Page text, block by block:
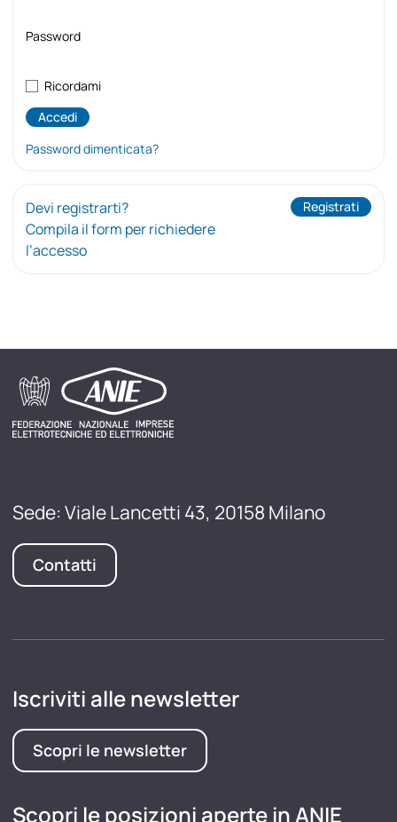
Password
Ricordami
Password dimenticata?
Devi registrarti?
Compila il form per richiedere
l’accesso
Registrati
Sede: Viale Lancetti 43, 20158 Milano
Contatti
Iscriviti alle newsletter
Scopri le newsletter
Scopri le posizioni aperte in ANIE